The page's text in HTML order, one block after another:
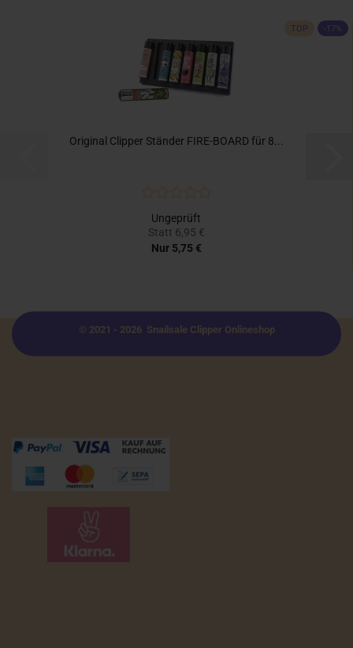
TOP -17%
Original Clipper Ständer FIRE-BOARD für 8...
Ungeprüft
Statt 6,95 €
Nur 5,75 €
© 2021 - 2026 Snailsale Clipper Onlineshop